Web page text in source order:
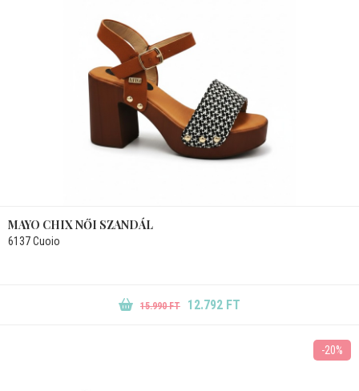
MAYO CHIX NŐI SZANDÁL
6137 Cuoio
15.990 FT 12.792 FT
-20%